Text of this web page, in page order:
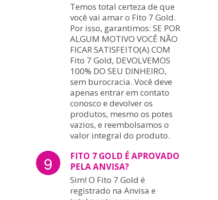
Temos total certeza de que
você vai amar o Fito 7 Gold.
Por isso, garantimos: SE POR
ALGUM MOTIVO VOCÊ NÃO
FICAR SATISFEITO(A) COM
Fito 7 Gold, DEVOLVEMOS
100% DO SEU DINHEIRO,
sem burocracia. Você deve
apenas entrar em contato
conosco e devolver os
produtos, mesmo os potes
vazios, e reembolsamos o
valor integral do produto.
9
FITO 7 GOLD É APROVADO
PELA ANVISA?
Sim! O Fito 7 Gold é
registrado na Anvisa e